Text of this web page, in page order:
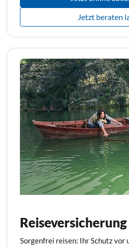
Jetzt beraten
Reiseversicherung
Sorgenfrei reisen: Ihr Schutz vor